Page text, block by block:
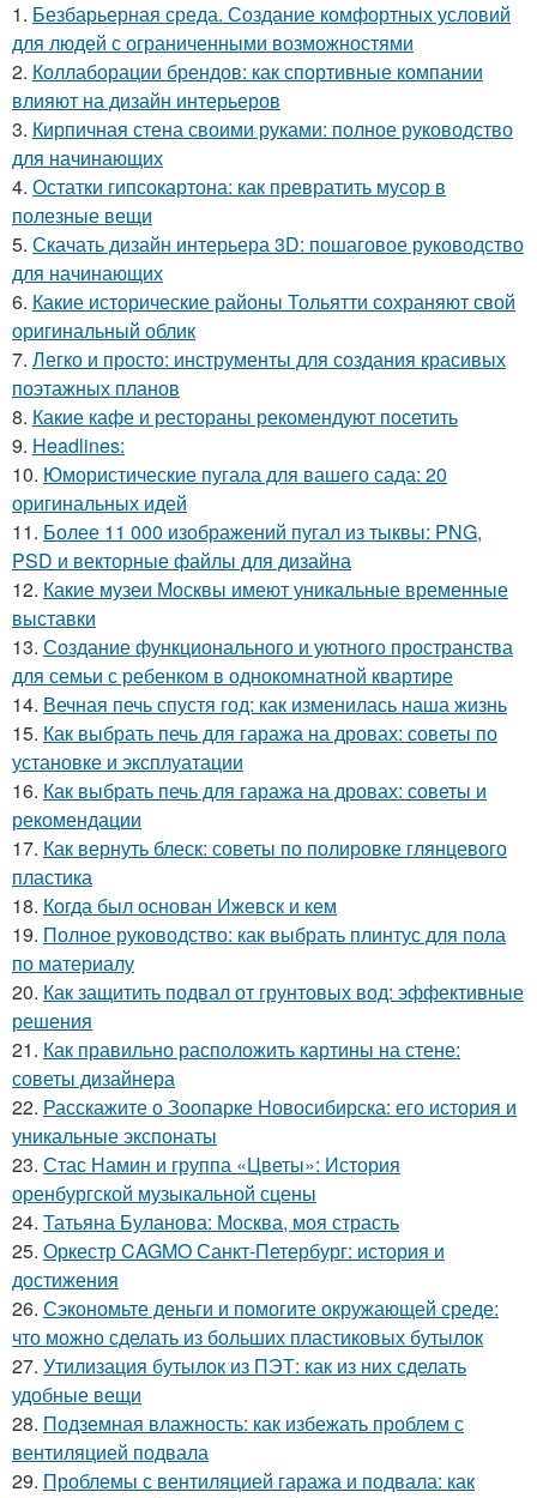
1. Безбарьерная среда. Создание комфортных условий
для людей с ограниченными возможностями
2. Коллаборации брендов: как спортивные компании
влияют на дизайн интерьеров
3. Кирпичная стена своими руками: полное руководство
для начинающих
4. Остатки гипсокартона: как превратить мусор в
полезные вещи
5. Скачать дизайн интерьера 3D: пошаговое руководство
для начинающих
6. Какие исторические районы Тольятти сохраняют свой
оригинальный облик
7. Легко и просто: инструменты для создания красивых
поэтажных планов
8. Какие кафе и рестораны рекомендуют посетить
9. Headlines:
10. Юмористические пугала для вашего сада: 20
оригинальных идей
11. Более 11 000 изображений пугал из тыквы: PNG,
PSD и векторные файлы для дизайна
12. Какие музеи Москвы имеют уникальные временные
выставки
13. Создание функционального и уютного пространства
для семьи с ребенком в однокомнатной квартире
14. Вечная печь спустя год: как изменилась наша жизнь
15. Как выбрать печь для гаража на дровах: советы по
установке и эксплуатации
16. Как выбрать печь для гаража на дровах: советы и
рекомендации
17. Как вернуть блеск: советы по полировке глянцевого
пластика
18. Когда был основан Ижевск и кем
19. Полное руководство: как выбрать плинтус для пола
по материалу
20. Как защитить подвал от грунтовых вод: эффективные
решения
21. Как правильно расположить картины на стене:
советы дизайнера
22. Расскажите о Зоопарке Новосибирска: его история и
уникальные экспонаты
23. Стас Намин и группа «Цветы»: История
оренбургской музыкальной сцены
24. Татьяна Буланова: Москва, моя страсть
25. Оркестр CAGMO Санкт-Петербург: история и
достижения
26. Сэкономьте деньги и помогите окружающей среде:
что можно сделать из больших пластиковых бутылок
27. Утилизация бутылок из ПЭТ: как из них сделать
удобные вещи
28. Подземная влажность: как избежать проблем с
вентиляцией подвала
29. Проблемы с вентиляцией гаража и подвала: как